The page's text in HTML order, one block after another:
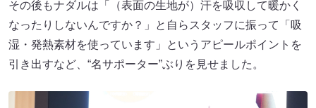
その後もナダルは「（表面の生地が）汗を吸収して暖かく
なったりしないんですか？」と自らスタッフに振って「吸
湿・発熱素材を使っています」というアピールポイントを
引き出すなど、“名サポーター”ぶりを見せました。